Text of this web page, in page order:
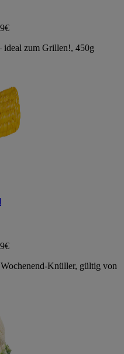
ideal zum Grillen!, 450g
Knüller, gültig von